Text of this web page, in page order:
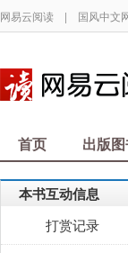
网易云阅读 | 国风中文
首页 出版
本书互动信息
打赏记录